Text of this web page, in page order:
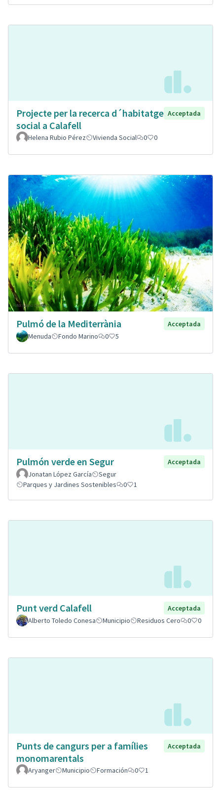
Projecte per la recerca d´habitatge
social a Calafell
Acceptada
Helena Rubio Pérez Vivienda Social 0 0
Pulmó de la Mediterrània
Acceptada
Menuda
Fondo Marino 0 5
Pulmón verde en Segur
Acceptada
Jonatan López García
Segur
Parques y Jardines Sostenibles
0 1
Punt verd Calafell
Acceptada
Alberto Toledo Conesa
Municipio Residuos Cero 0 0
Punts de cangurs per a famílies
monomarentals
Acceptada
Aryanger Municipio Formación 0 1